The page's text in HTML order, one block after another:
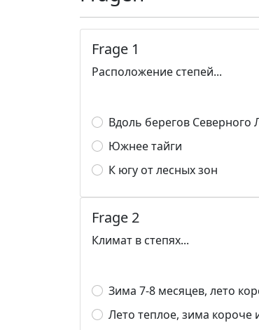
Frage 1
Расположение степей...
Вдоль берегов Северного
Южнее тайги
К югу от лесных зон
Frage 2
Климат в степях...
Зима 7-8 месяцев, лето
Лето теплое, зима короче